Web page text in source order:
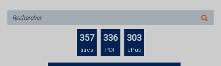
sur
le
357
titres
336
PDF
303
ePub